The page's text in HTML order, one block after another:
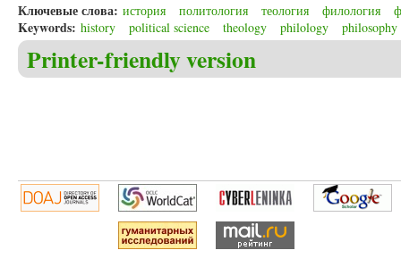
Ключевые слова: история политология теология филология
Keywords: history political science theology philology philosophy
Printer-friendly version